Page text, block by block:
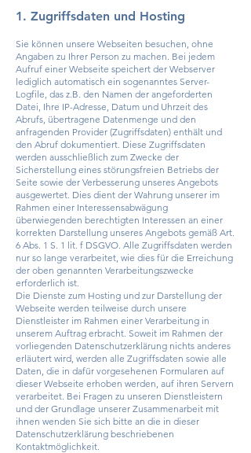
1. Zugriffsdaten und Hosting
Sie können unsere Webseiten besuchen, ohne
Angaben zu Ihrer Person zu machen. Bei jedem
Aufruf einer Webseite speichert der Webserver
lediglich automatisch ein sogenanntes Server-
Logfile, das z.B. den Namen der angeforderten
Datei, Ihre IP-Adresse, Datum und Uhrzeit des
Abrufs, übertragene Datenmenge und den
anfragenden Provider (Zugriffsdaten) enthält und
den Abruf dokumentiert. Diese Zugriffsdaten
werden ausschließlich zum Zwecke der
Sicherstellung eines störungsfreien Betriebs der
Seite sowie der Verbesserung unseres Angebots
ausgewertet. Dies dient der Wahrung unserer im
Rahmen einer Interessensabwägung
überwiegenden berechtigten Interessen an einer
korrekten Darstellung unseres Angebots gemäß Art.
6 Abs. 1 S. 1 lit. f DSGVO. Alle Zugriffsdaten werden
nur so lange verarbeitet, wie dies für die Erreichung
der oben genannten Verarbeitungszwecke
erforderlich ist.
Die Dienste zum Hosting und zur Darstellung der
Webseite werden teilweise durch unsere
Dienstleister im Rahmen einer Verarbeitung in
unserem Auftrag erbracht. Soweit im Rahmen der
vorliegenden Datenschutzerklärung nichts anderes
erläutert wird, werden alle Zugriffsdaten sowie alle
Daten, die in dafür vorgesehenen Formularen auf
dieser Webseite erhoben werden, auf ihren Servern
verarbeitet. Bei Fragen zu unseren Dienstleistern
und der Grundlage unserer Zusammenarbeit mit
ihnen wenden Sie sich bitte an die in dieser
Datenschutzerklärung beschriebenen
Kontaktmöglichkeit.